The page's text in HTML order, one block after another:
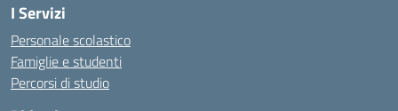
I Servizi
Personale scolastico
Famiglie e studenti
Percorsi di studio